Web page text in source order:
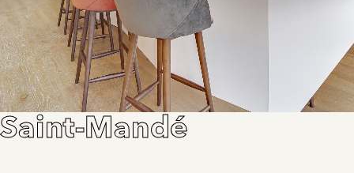
Saint-Mandé